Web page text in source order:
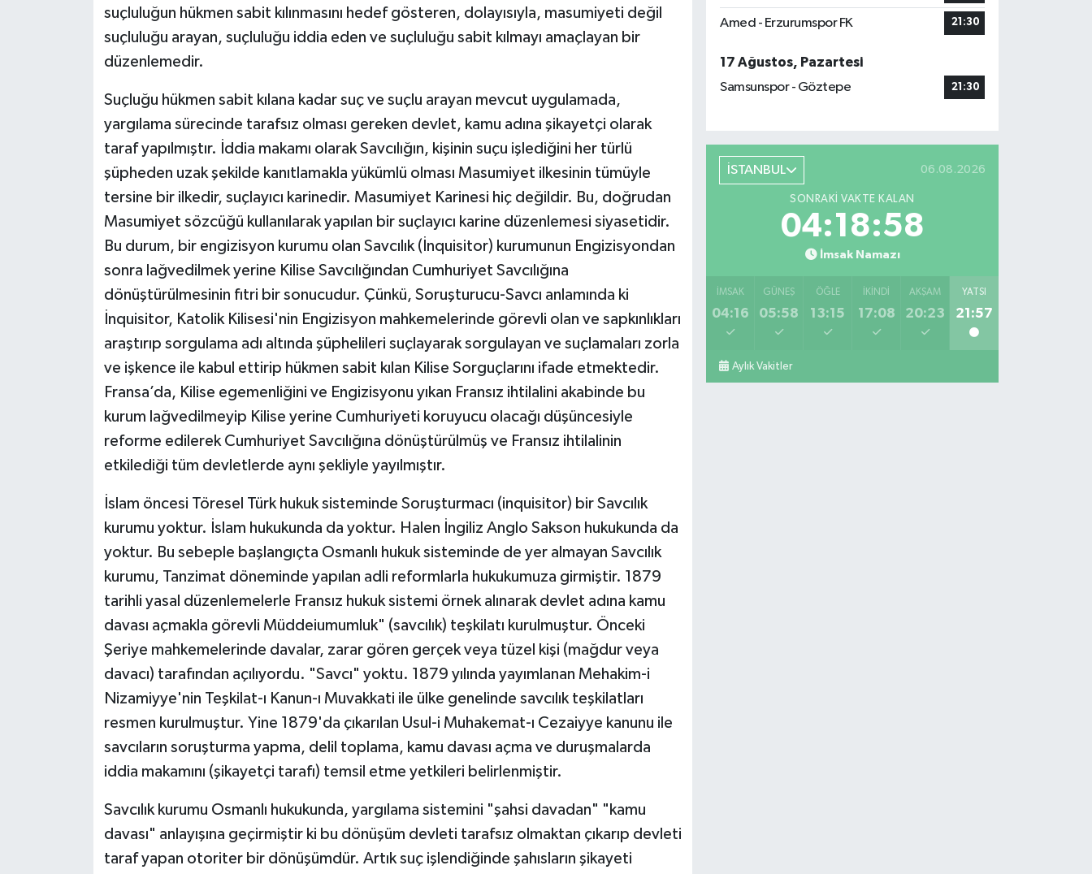
suçluluğun hükmen sabit kılınmasını hedef gösteren, dolayısıyla, masumiyeti değil
suçluluğu arayan, suçluluğu iddia eden ve suçluluğu sabit kılmayı amaçlayan bir
düzenlemedir.
Suçluğu hükmen sabit kılana kadar suç ve suçlu arayan mevcut uygulamada,
yargılama sürecinde tarafsız olması gereken devlet, kamu adına şikayetçi olarak
taraf yapılmıştır. İddia makamı olarak Savcılığın, kişinin suçu işlediğini her türlü
şüpheden uzak şekilde kanıtlamakla yükümlü olması Masumiyet ilkesinin tümüyle
tersine bir ilkedir, suçlayıcı karinedir. Masumiyet Karinesi hiç değildir. Bu, doğrudan
Masumiyet sözcüğü kullanılarak yapılan bir suçlayıcı karine düzenlemesi siyasetidir.
Bu durum, bir engizisyon kurumu olan Savcılık (İnquisitor) kurumunun Engizisyondan
sonra lağvedilmek yerine Kilise Savcılığından Cumhuriyet Savcılığına
dönüştürülmesinin fıtri bir sonucudur. Çünkü, Soruşturucu-Savcı anlamında ki
İnquisitor, Katolik Kilisesi'nin Engizisyon mahkemelerinde görevli olan ve sapkınlıkları
araştırıp sorgulama adı altında şüphelileri suçlayarak sorgulayan ve suçlamaları zorla
ve işkence ile kabul ettirip hükmen sabit kılan Kilise Sorguçlarını ifade etmektedir.
Fransa’da, Kilise egemenliğini ve Engizisyonu yıkan Fransız ihtilalini akabinde bu
kurum lağvedilmeyip Kilise yerine Cumhuriyeti koruyucu olacağı düşüncesiyle
reforme edilerek Cumhuriyet Savcılığına dönüştürülmüş ve Fransız ihtilalinin
etkilediği tüm devletlerde aynı şekliyle yayılmıştır.
İslam öncesi Töresel Türk hukuk sisteminde Soruşturmacı (inquisitor) bir Savcılık
kurumu yoktur. İslam hukukunda da yoktur. Halen İngiliz Anglo Sakson hukukunda da
yoktur. Bu sebeple başlangıçta Osmanlı hukuk sisteminde de yer almayan Savcılık
kurumu, Tanzimat döneminde yapılan adli reformlarla hukukumuza girmiştir. 1879
tarihli yasal düzenlemelerle Fransız hukuk sistemi örnek alınarak devlet adına kamu
davası açmakla görevli Müddeiumumluk" (savcılık) teşkilatı kurulmuştur. Önceki
Şeriye mahkemelerinde davalar, zarar gören gerçek veya tüzel kişi (mağdur veya
davacı) tarafından açılıyordu. "Savcı" yoktu. 1879 yılında yayımlanan Mehakim-i
Nizamiyye'nin Teşkilat-ı Kanun-ı Muvakkati ile ülke genelinde savcılık teşkilatları
resmen kurulmuştur. Yine 1879'da çıkarılan Usul-i Muhakemat-ı Cezaiyye kanunu ile
savcıların soruşturma yapma, delil toplama, kamu davası açma ve duruşmalarda
iddia makamını (şikayetçi tarafı) temsil etme yetkileri belirlenmiştir.
Savcılık kurumu Osmanlı hukukunda, yargılama sistemini "şahsi davadan" "kamu
davası" anlayışına geçirmiştir ki bu dönüşüm devleti tarafsız olmaktan çıkarıp devleti
taraf yapan otoriter bir dönüşümdür. Artık suç işlendiğinde şahısların şikayeti
Amed - Erzurumspor FK 21:30
17 Ağustos, Pazartesi
Samsunspor - Göztepe
21:30
İSTANBUL 06.08.2026
SONRAKI VAKTE KALAN
04:18:57
İmsak Namazı
İMSAK
04:16
GÜNEŞ
05:58
ÖĞLE
13:15
İKINDI
17:08
AKŞAM
20:23
YATSI
21:57
Aylık Vakitler